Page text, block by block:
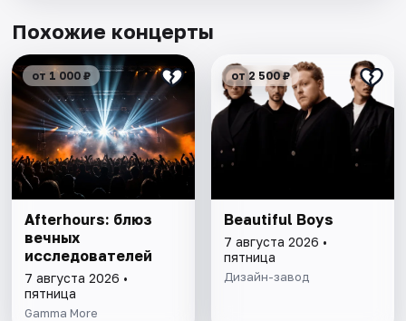
Похожие концерты
от 1 000 ₽
Afterhours: блюз
вечных
исследователей
7 августа 2026 •
пятница
Gamma More
от 2 500 ₽
Beautiful Boys
7 августа 2026 •
пятница
Дизайн-завод